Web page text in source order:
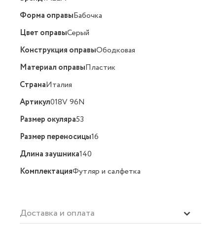
Форма оправыБабочка
Цвет оправыСерый
Конструкция оправыОбодковая
Материал оправыПластик
СтранаИталия
Артикул018V 96N
Размер окуляра53
Размер переносицы16
Длина заушника140
КомплектацияФутляр и салфетка
Доставка и оплата